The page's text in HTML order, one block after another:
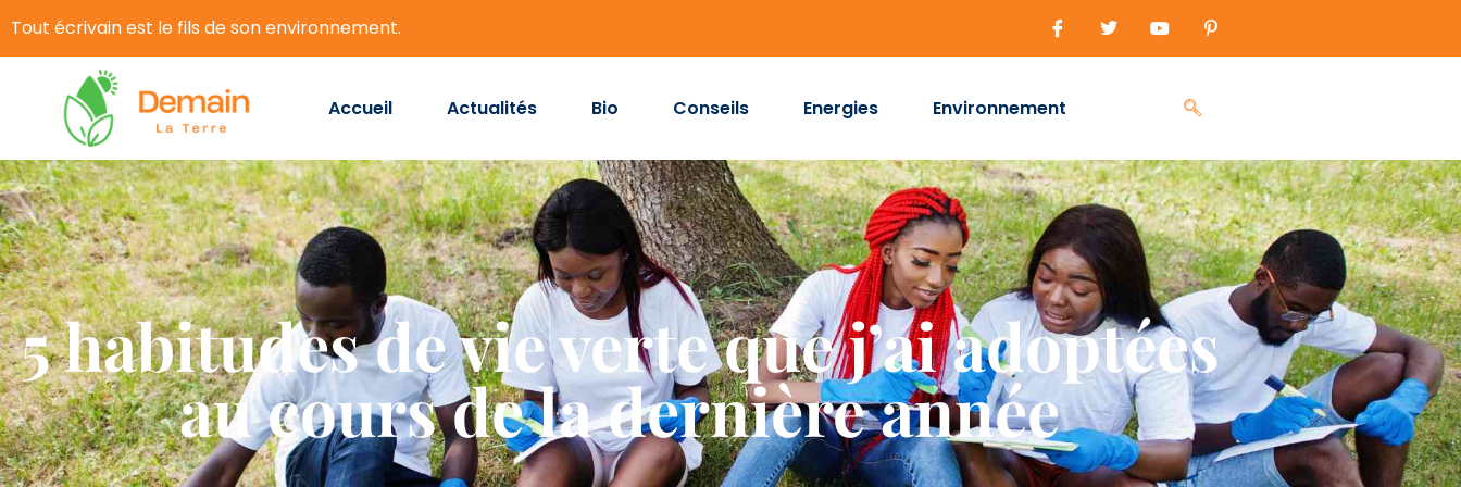
Tout écrivain est le fils de son environnement.
Accueil Actualités Bio Conseils Energies Environnement
5 habitudes de vie verte que j’ai adoptées
au cours de la dernière année